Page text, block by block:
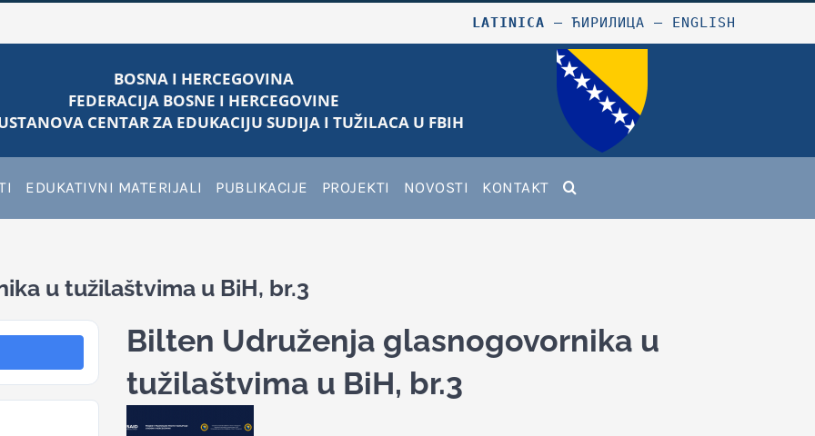
LATINICA –ЋИРИЛИЦА – ENGLISH
BOSNA I HERCEGOVINA
FEDERACIJA BOSNE I HERCEGOVINE
CENTAR ZA EDUKACIJU SUDIJA I TUŽILACA U FBIH
EDUKATIVNI MATERIJALI PUBLIKACIJE PROJEKTI NOVOSTI KONTAKT
u tužilaštvima u BiH, br.3
Bilten Udruženja glasnogovornika u
tužilaštvima u BiH, br.3